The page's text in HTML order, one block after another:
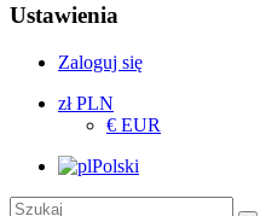
Ustawienia
Zaloguj się
zł PLN
€ EUR
Polski